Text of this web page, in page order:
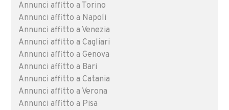
Annunci affitto a Torino
Annunci affitto a Napoli
Annunci affitto a Venezia
Annunci affitto a Cagliari
Annunci affitto a Genova
Annunci affitto a Bari
Annunci affitto a Catania
Annunci affitto a Verona
Annunci affitto a Pisa